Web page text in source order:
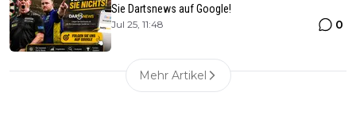
Sie Dartsnews auf Google!
Jul 25, 11:48 0
Mehr Artikel